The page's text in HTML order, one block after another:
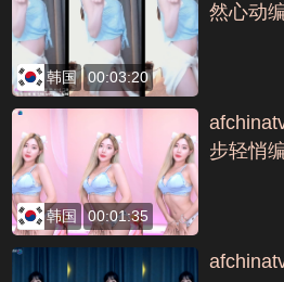
韩国 00:03:20
然心动
韩国 00:01:35
步轻悄